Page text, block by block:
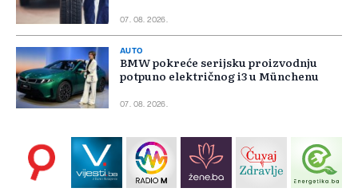
07. 08. 2026.
AUTO
BMW pokreće serijsku proizvodnju
potpuno električnog i3 u Münchenu
07. 08. 2026.